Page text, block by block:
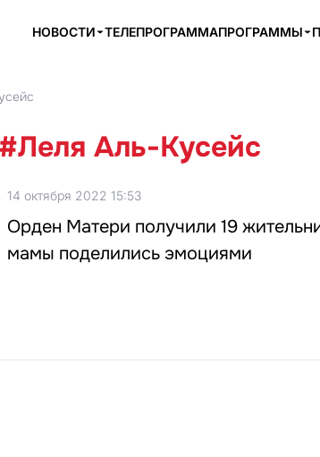
НОВОСТИ ТЕЛЕПРОГРАММАПРОГРАММЫ
#Леля Аль-Кусейс
14 октября 2022 15:53
Орден Матери получили 19
мамы поделились эмоциями